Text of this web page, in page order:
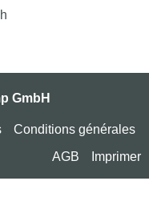
GmbH
Conditions générales
AGB
Imprimer